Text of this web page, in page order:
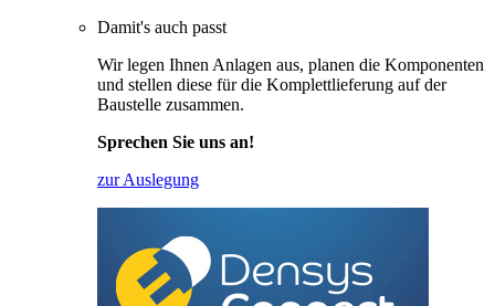
Damit's auch passt
Wir legen Ihnen Anlagen aus, planen die Komponenten
und stellen diese für die Komplettlieferung auf der
Baustelle zusammen.
Sprechen Sie uns an!
zur Auslegung